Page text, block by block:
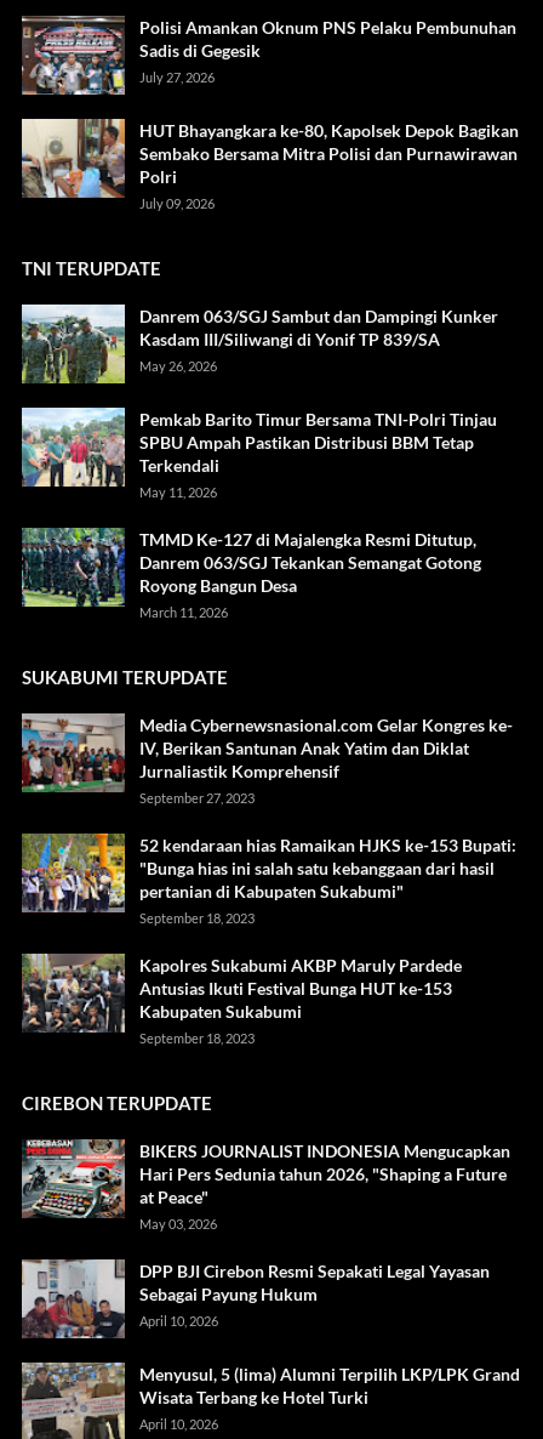
Polisi Amankan Oknum PNS Pelaku Pembunuhan
Sadis di Gegesik
July 27, 2026
HUT Bhayangkara ke-80, Kapolsek Depok Bagikan
Sembako Bersama Mitra Polisi dan Purnawirawan
Polri
July 09, 2026
TNI TERUPDATE
Danrem 063/SGJ Sambut dan Dampingi Kunker
Kasdam III/Siliwangi di Yonif TP 839/SA
May 26, 2026
Pemkab Barito Timur Bersama TNI-Polri Tinjau
SPBU Ampah Pastikan Distribusi BBM Tetap
Terkendali
May 11, 2026
TMMD Ke-127 di Majalengka Resmi Ditutup,
Danrem 063/SGJ Tekankan Semangat Gotong
Royong Bangun Desa
March 11, 2026
SUKABUMI TERUPDATE
Media Cybernewsnasional.com Gelar Kongres ke-
IV, Berikan Santunan Anak Yatim dan Diklat
Jurnaliastik Komprehensif
September 27, 2023
52 kendaraan hias Ramaikan HJKS ke-153 Bupati:
"Bunga hias ini salah satu kebanggaan dari hasil
pertanian di Kabupaten Sukabumi"
September 18, 2023
Kapolres Sukabumi AKBP Maruly Pardede
Antusias Ikuti Festival Bunga HUT ke-153
Kabupaten Sukabumi
September 18, 2023
CIREBON TERUPDATE
BIKERS JOURNALIST INDONESIA Mengucapkan
Hari Pers Sedunia tahun 2026, "Shaping a Future
at Peace"
May 03, 2026
DPP BJI Cirebon Resmi Sepakati Legal Yayasan
Sebagai Payung Hukum
April 10, 2026
Menyusul, 5 (lima) Alumni Terpilih LKP/LPK Grand
Wisata Terbang ke Hotel Turki
April 10, 2026